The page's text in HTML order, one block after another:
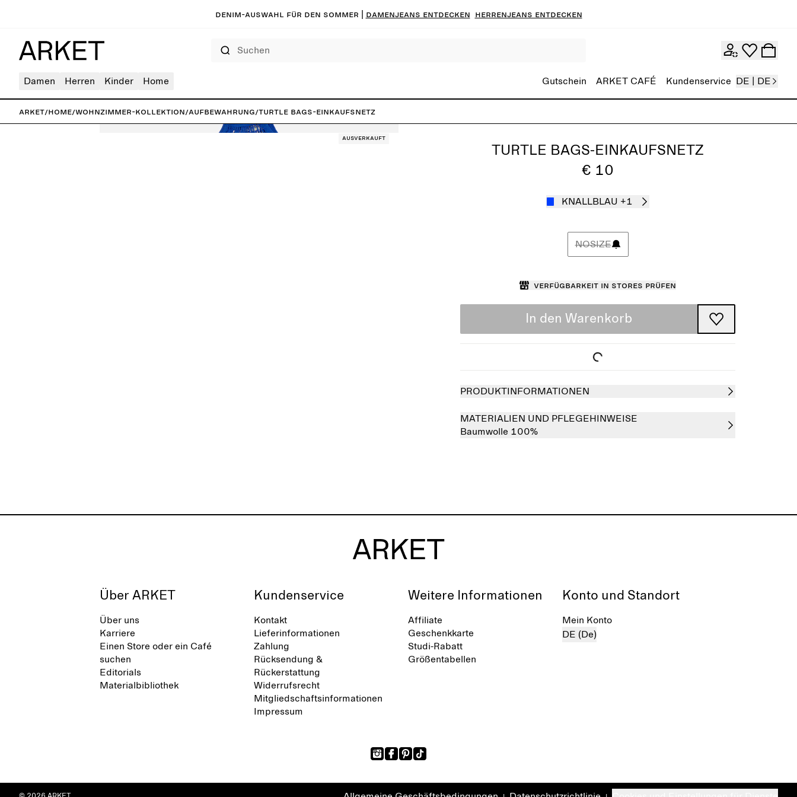
Denim-Auswahl für den Sommer | Damenjeans entdecken Herrenjeans entdecken
Damen Herren Kinder Home Gutschein ARKET CAFÉ Kundenservice DE | DE
ARKET/Home/Wohnzimmer-Kollektion/Aufbewahrung/Turtle Bags-Einkaufsnetz
Ausverkauft
TURTLE BAGS-EINKAUFSNETZ
€ 10
KNALLBLAU +1
NOSIZE
Verfügbarkeit in Stores prüfen
In den Warenkorb
PRODUKTINFORMATIONEN
MATERIALIEN UND PFLEGEHINWEISE
Baumwolle 100%
Über ARKET
Über uns
Karriere
Einen Store oder ein Café
suchen
Editorials
Materialbibliothek
Kundenservice
Kontakt
Lieferinformationen
Zahlung
Rücksendung &
Rückerstattung
Widerrufsrecht
Mitgliedschaftsinformationen
Impressum
Weitere Informationen
Affiliate
Geschenkkarte
Studi-Rabatt
Größentabellen
Konto und Standort
Mein Konto
DE (De)